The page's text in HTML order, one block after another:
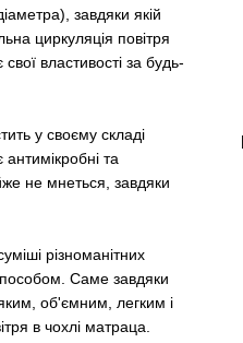
завдяки якій
циркуляція повітря
властивості за будь-
у своєму складі
та
не мнеться, завдяки
різноманітних
Саме завдяки
об'ємним, легким і
в чохлі матраца.